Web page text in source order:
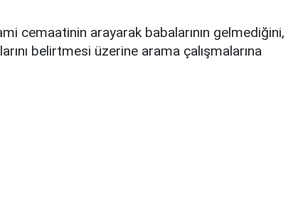
cemaatinin arayarak babalarının gelmediğini,
belirtmesi üzerine arama çalışmalarına